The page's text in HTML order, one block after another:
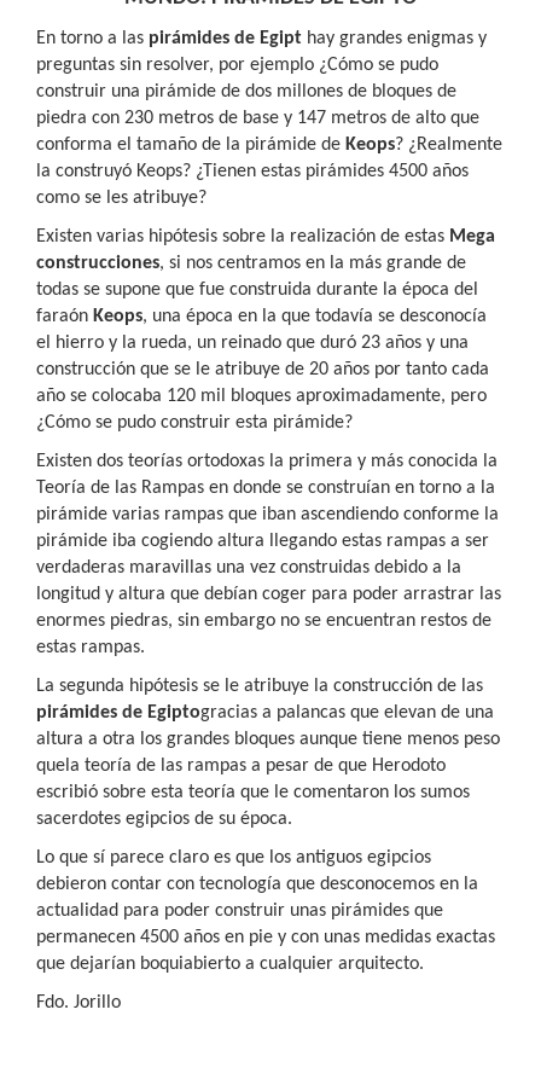
En torno a las pirámides de Egipt hay grandes enigmas y
preguntas sin resolver, por ejemplo ¿Cómo se pudo
construir una pirámide de dos millones de bloques de
piedra con 230 metros de base y 147 metros de alto que
conforma el tamaño de la pirámide de Keops? ¿Realmente
la construyó Keops? ¿Tienen estas pirámides 4500 años
como se les atribuye?
Existen varias hipótesis sobre la realización de estas Mega
construcciones, si nos centramos en la más grande de
todas se supone que fue construida durante la época del
faraón Keops, una época en la que todavía se desconocía
el hierro y la rueda, un reinado que duró 23 años y una
construcción que se le atribuye de 20 años por tanto cada
año se colocaba 120 mil bloques aproximadamente, pero
¿Cómo se pudo construir esta pirámide?
Existen dos teorías ortodoxas la primera y más conocida la
Teoría de las Rampas en donde se construían en torno a la
pirámide varias rampas que iban ascendiendo conforme la
pirámide iba cogiendo altura llegando estas rampas a ser
verdaderas maravillas una vez construidas debido a la
longitud y altura que debían coger para poder arrastrar las
enormes piedras, sin embargo no se encuentran restos de
estas rampas.
La segunda hipótesis se le atribuye la construcción de las
pirámides de Egiptogracias a palancas que elevan de una
altura a otra los grandes bloques aunque tiene menos peso
quela teoría de las rampas a pesar de que Herodoto
escribió sobre esta teoría que le comentaron los sumos
sacerdotes egipcios de su época.
Lo que sí parece claro es que los antiguos egipcios
debieron contar con tecnología que desconocemos en la
actualidad para poder construir unas pirámides que
permanecen 4500 años en pie y con unas medidas exactas
que dejarían boquiabierto a cualquier arquitecto.
Fdo. Jorillo